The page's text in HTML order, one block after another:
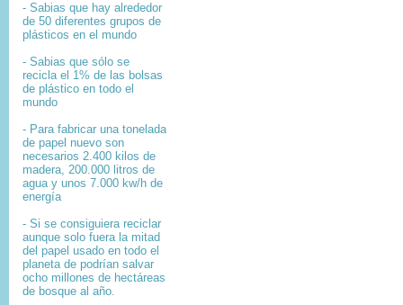
- Sabias que hay alrededor
de 50 diferentes grupos de
plásticos en el mundo
- Sabias que sólo se
recicla el 1% de las bolsas
de plástico en todo el
mundo
- Para fabricar una tonelada
de papel nuevo son
necesarios 2.400 kilos de
madera, 200.000 litros de
agua y unos 7.000 kw/h de
energía
- Si se consiguiera reciclar
aunque solo fuera la mitad
del papel usado en todo el
planeta de podrían salvar
ocho millones de hectáreas
de bosque al año.